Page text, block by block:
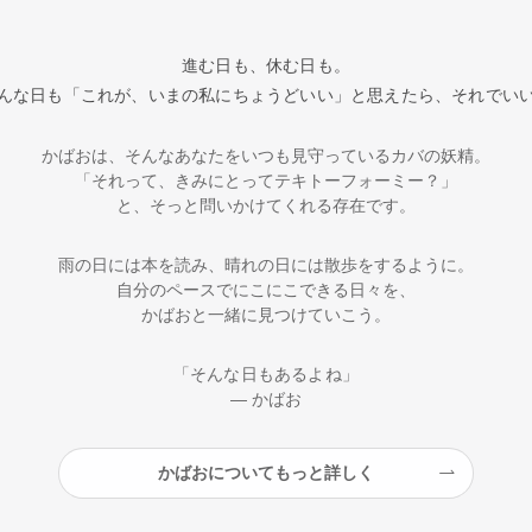
進む日も、休む日も。
な日も「これが、いまの私にちょうどいい」と思えたら、それでい
かばおは、そんなあなたをいつも見守っているカバの妖精。
「それって、きみにとってテキトーフォーミー？」
と、そっと問いかけてくれる存在です。
雨の日には本を読み、晴れの日には散歩をするように。
自分のペースでにこにこできる日々を、
かばおと一緒に見つけていこう。
「そんな日もあるよね」
― かばお
かばおについてもっと詳しく